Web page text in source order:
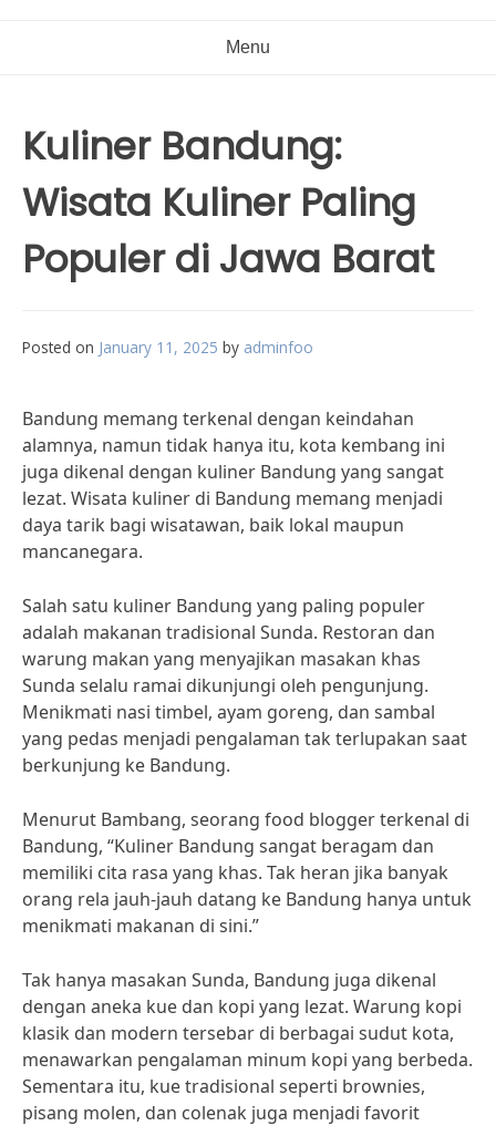
Menu
Kuliner Bandung:
Wisata Kuliner Paling
Populer di Jawa Barat
Posted on January 11, 2025 by adminfoo
Bandung memang terkenal dengan keindahan
alamnya, namun tidak hanya itu, kota kembang ini
juga dikenal dengan kuliner Bandung yang sangat
lezat. Wisata kuliner di Bandung memang menjadi
daya tarik bagi wisatawan, baik lokal maupun
mancanegara.
Salah satu kuliner Bandung yang paling populer
adalah makanan tradisional Sunda. Restoran dan
warung makan yang menyajikan masakan khas
Sunda selalu ramai dikunjungi oleh pengunjung.
Menikmati nasi timbel, ayam goreng, dan sambal
yang pedas menjadi pengalaman tak terlupakan saat
berkunjung ke Bandung.
Menurut Bambang, seorang food blogger terkenal di
Bandung, “Kuliner Bandung sangat beragam dan
memiliki cita rasa yang khas. Tak heran jika banyak
orang rela jauh-jauh datang ke Bandung hanya untuk
menikmati makanan di sini.”
Tak hanya masakan Sunda, Bandung juga dikenal
dengan aneka kue dan kopi yang lezat. Warung kopi
klasik dan modern tersebar di berbagai sudut kota,
menawarkan pengalaman minum kopi yang berbeda.
Sementara itu, kue tradisional seperti brownies,
pisang molen, dan colenak juga menjadi favorit